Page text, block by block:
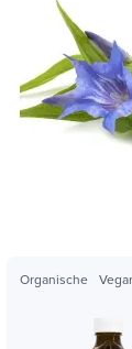
Organische